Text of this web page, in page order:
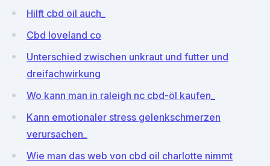
Hilft cbd oil auch_
Cbd loveland co
Unterschied zwischen unkraut und futter und
dreifachwirkung
Wo kann man in raleigh nc cbd-öl kaufen_
Kann emotionaler stress gelenkschmerzen
verursachen_
Wie man das web von cbd oil charlotte nimmt